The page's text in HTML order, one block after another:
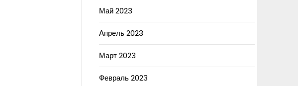
Май 2023
Апрель 2023
Март 2023
Февраль 2023